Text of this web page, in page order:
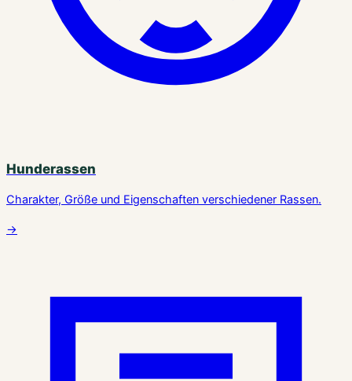
Hunderassen
Charakter, Größe und Eigenschaften verschiedener Rassen.
→